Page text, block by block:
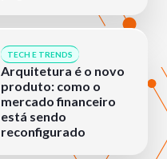
TECH E TRENDS
Arquitetura é o novo
produto: como o
mercado financeiro
está sendo
reconfigurado